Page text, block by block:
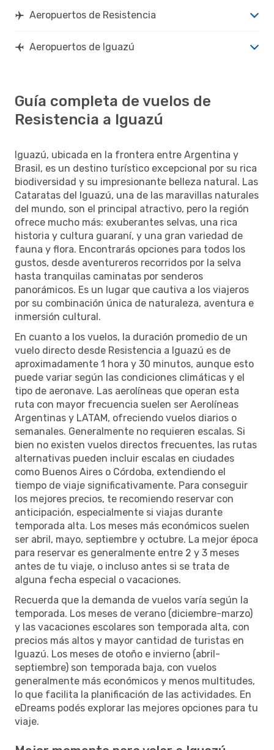
Aeropuertos de Resistencia
Aeropuertos de Iguazú
Guía completa de vuelos de
Resistencia a Iguazú
Iguazú, ubicada en la frontera entre Argentina y
Brasil, es un destino turístico excepcional por su rica
biodiversidad y su impresionante belleza natural. Las
Cataratas del Iguazú, una de las maravillas naturales
del mundo, son el principal atractivo, pero la región
ofrece mucho más: exuberantes selvas, una rica
historia y cultura guaraní, y una gran variedad de
fauna y flora. Encontrarás opciones para todos los
gustos, desde aventureros recorridos por la selva
hasta tranquilas caminatas por senderos
panorámicos. Es un lugar que cautiva a los viajeros
por su combinación única de naturaleza, aventura e
inmersión cultural.
En cuanto a los vuelos, la duración promedio de un
vuelo directo desde Resistencia a Iguazú es de
aproximadamente 1 hora y 30 minutos, aunque esto
puede variar según las condiciones climáticas y el
tipo de aeronave. Las aerolíneas que operan esta
ruta con mayor frecuencia suelen ser Aerolíneas
Argentinas y LATAM, ofreciendo vuelos diarios o
semanales. Generalmente no requieren escalas. Si
bien no existen vuelos directos frecuentes, las rutas
alternativas pueden incluir escalas en ciudades
como Buenos Aires o Córdoba, extendiendo el
tiempo de viaje significativamente. Para conseguir
los mejores precios, te recomiendo reservar con
anticipación, especialmente si viajas durante
temporada alta. Los meses más económicos suelen
ser abril, mayo, septiembre y octubre. La mejor época
para reservar es generalmente entre 2 y 3 meses
antes de tu viaje, o incluso antes si se trata de
alguna fecha especial o vacaciones.
Recuerda que la demanda de vuelos varía según la
temporada. Los meses de verano (diciembre-marzo)
y las vacaciones escolares son temporada alta, con
precios más altos y mayor cantidad de turistas en
Iguazú. Los meses de otoño e invierno (abril-
septiembre) son temporada baja, con vuelos
generalmente más económicos y menos multitudes,
lo que facilita la planificación de las actividades. En
eDreams podés explorar las mejores opciones para tu
viaje.